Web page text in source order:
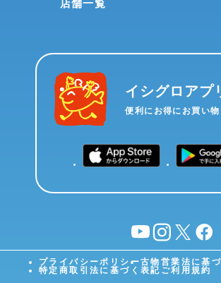
店舗一覧
イシグロアプ
便利にお得にお買い物
YouTubeinstagram
X facebook
プライバシーポリシー古物営業法に基
特定商取引法に基づく表記 ご利用規約